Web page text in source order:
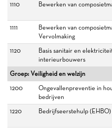
1110
Bewerken van
1111
Bewerken van
Vervolmaking
1120
Basis sanitair en
interieurbouwers
Groep: Veiligheid en welzijn
1200
Ongevallenpreventie in
bedrijven
1220
Bedrijfseerstehulp (EHBO)